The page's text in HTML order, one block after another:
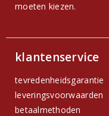
moeten kiezen.
klantenservice
tevredenheidsgarantie
leveringsvoorwaarden
betaalmethoden